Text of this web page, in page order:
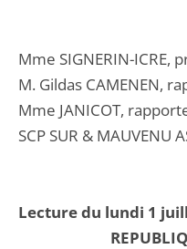
Mme SIGNERIN-ICRE,
M. Gildas CAMENEN,
Mme JANICOT,
SCP SUR & MAUVENU
Lecture du lundi 1